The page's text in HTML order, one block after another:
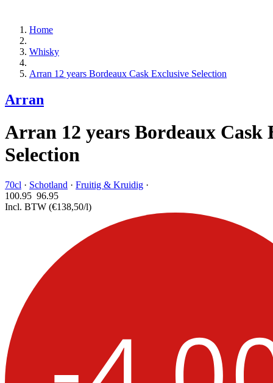
Home
Whisky
Arran 12 years Bordeaux Cask Exclusive Selection
Arran
Arran 12 years Bordeaux Cask
Selection
70cl · Schotland · Fruitig & Kruidig ·
100.95 96.95
Incl. BTW (€138,50/l)